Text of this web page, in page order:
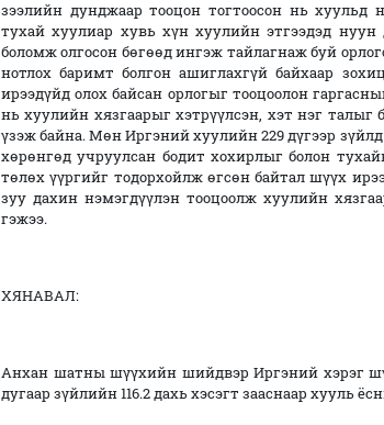
зээлийн дунджаар тооцон тогтоосон нь
тухай хуулиар хувь хүн хуулийн этгээдэд нуун
боломж олгосон бөгөөд ингэж тайлагнаж буй
нотлох баримт болгон ашиглахгүй байхаар
ирээдүйд олох байсан орлогыг тооцоолон
нь хуулийн хязгаарыг хэтрүүлсэн, хэт нэг талыг
үзэж байна. Мөн Иргэний хуулийн 229 дүгээр
хөрөнгөд учруулсан бодит хохирлыг болон
төлөх үүргийг тодорхойлж өгсөн байтал шүүх
зуу дахин нэмэгдүүлэн тооцоолж хуулийн
гэжээ.
ХЯНАВАЛ:
Анхан шатны шүүхийн шийдвэр Иргэний хэрэг
дугаар зүйлийн 116.2 дахь хэсэгт зааснаар хууль